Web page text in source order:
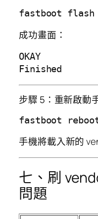
成功畫面：
OKAY
步驟 5：重新啟動
手機將載入新的
七、刷
問題